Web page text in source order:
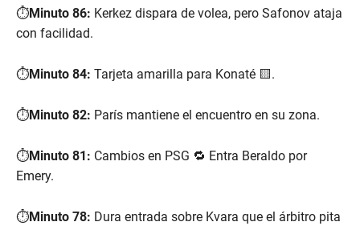
⏱️Minuto 86: Kerkez dispara de volea, pero Safonov ataja
con facilidad.
⏱️Minuto 84: Tarjeta amarilla para Konaté 🟨.
⏱️Minuto 82: París mantiene el encuentro en su zona.
⏱️Minuto 81: Cambios en PSG 🔁 Entra Beraldo por
Emery.
⏱️Minuto 78: Dura entrada sobre Kvara que el árbitro pita